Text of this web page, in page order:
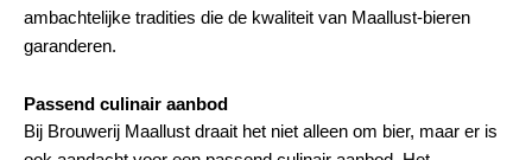
ambachtelijke tradities die de kwaliteit van Maallust-bieren
garanderen.
Passend culinair aanbod
Bij Brouwerij Maallust draait het niet alleen om bier, maar er is